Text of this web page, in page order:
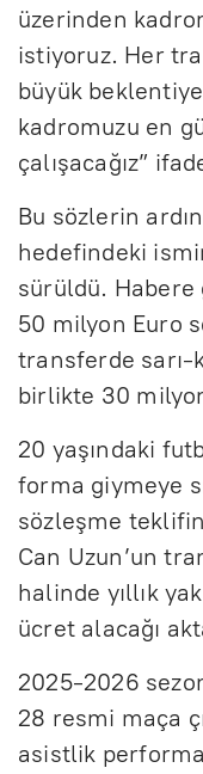
üzerinden
istiyoruz. Her
büyük
kadromuzu en
çalışacağız”
Bu sözlerin
hedefindeki
sürüldü. Habere
50 milyon Euro
transferde sarı-
birlikte 30
20 yaşındaki
forma giymeye
sözleşme
Can Uzun’un
halinde yıllık
ücret alacağı
2025-2026
28 resmi maça
asistlik